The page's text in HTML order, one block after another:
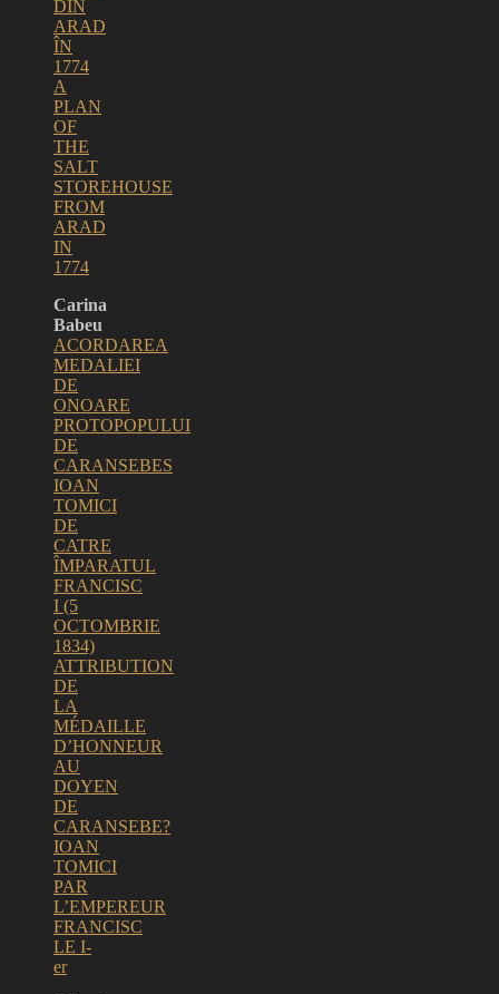
DIN
ARAD
ÎN
1774
A
PLAN
OF
THE
SALT
STOREHOUSE
FROM
ARAD
IN
1774
Carina
Babeu
ACORDAREA
MEDALIEI
DE
ONOARE
PROTOPOPULUI
DE
CARANSEBES
IOAN
TOMICI
DE
CATRE
ÎMPARATUL
FRANCISC
I (5
OCTOMBRIE
1834)
ATTRIBUTION
DE
LA
MÉDAILLE
D’HONNEUR
AU
DOYEN
DE
CARANSEBE?
IOAN
TOMICI
PAR
L’EMPEREUR
FRANCISC
LE I-
er